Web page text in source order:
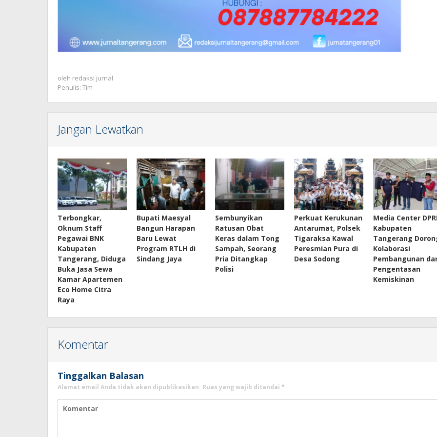
oleh redaksi jurnal
Penulis: Tim
Jangan Lewatkan
Terbongkar,
Oknum Staff
Pegawai BNK
Kabupaten
Tangerang, Diduga
Buka Jasa Sewa
Kamar Apartemen
Eco Home Citra
Raya
Bupati Maesyal
Bangun Harapan
Baru Lewat
Program RTLH di
Sindang Jaya
Sembunyikan
Ratusan Obat
Keras dalam Tong
Sampah, Seorang
Pria Ditangkap
Polisi
Perkuat Kerukunan
Antarumat, Polsek
Tigaraksa Kawal
Peresmian Pura di
Desa Sodong
Media Center
Kabupaten
Tangerang
Kolaborasi
Pembangunan
Pengentasan
Kemiskinan
Komentar
Tinggalkan Balasan
Alamat email Anda tidak akan dipublikasikan. Ruas yang wajib ditandai *